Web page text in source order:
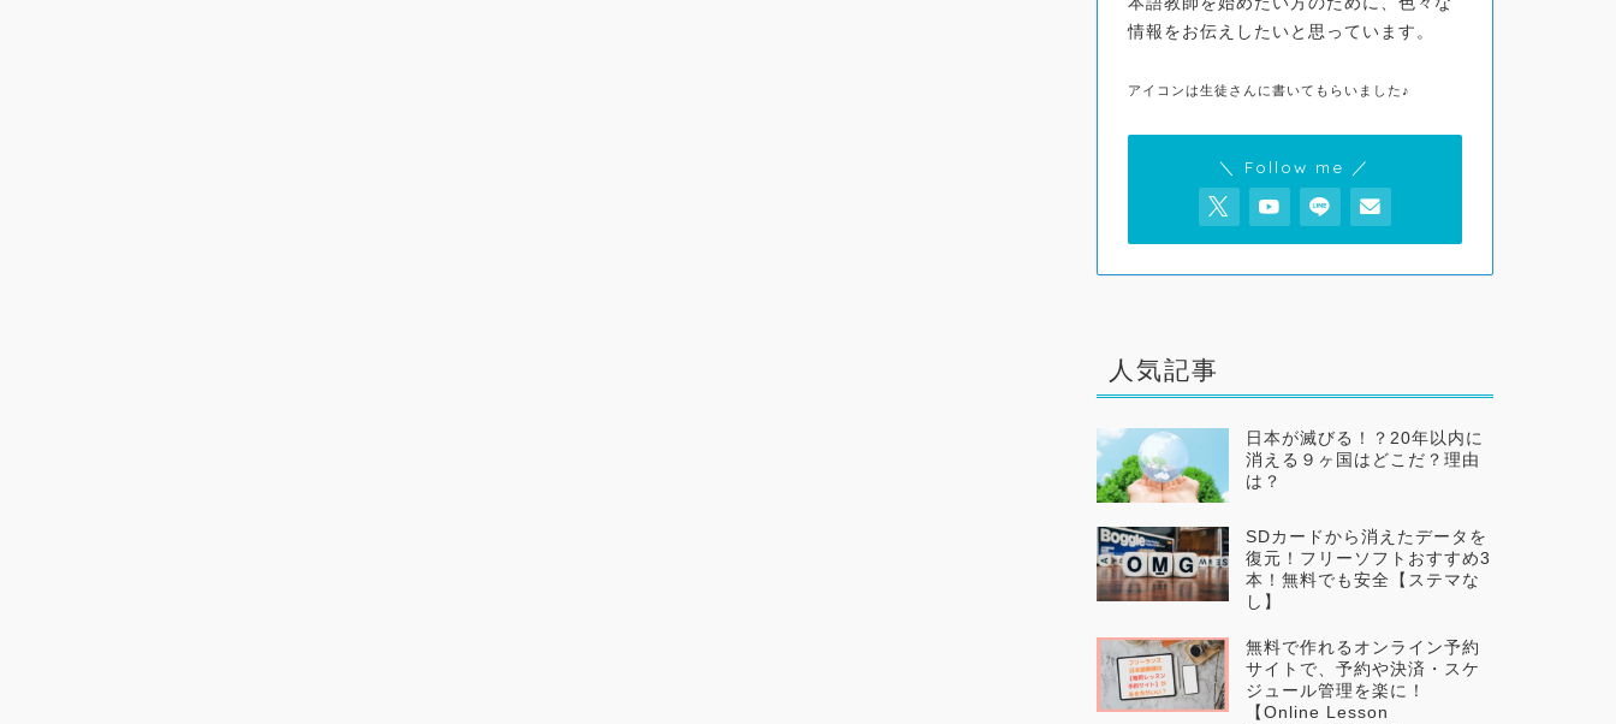
情報をお伝えしたいと思っています。
アイコンは生徒さんに書いてもらいました♪
＼ Follow me ／
人気記事
日本が滅びる！？20年以内に
消える９ヶ国はどこだ？理由
は？
SDカードから消えたデータを
復元！フリーソフトおすすめ3
本！無料でも安全【ステマな
し】
無料で作れるオンライン予約
サイトで、予約や決済・スケ
ジュール管理を楽に！
【Online Lesson